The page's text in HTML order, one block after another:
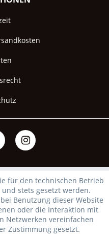
für den technischen Betrieb
stets gesetzt werden.
Benutzung dieser Website
oder die Interaktion mit
Netzwerken vereinfachen
Zustimmung gesetzt.